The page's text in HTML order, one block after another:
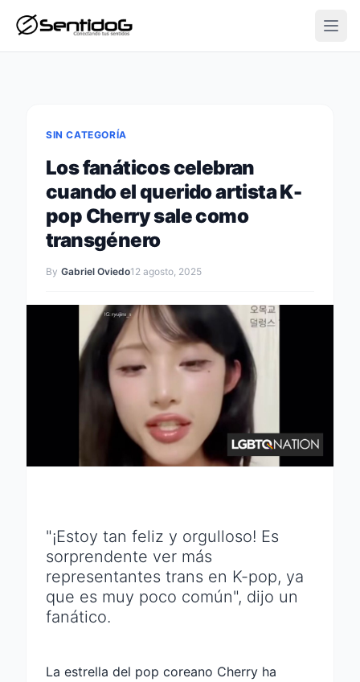
SIN CATEGORÍA
Los fanáticos celebran
cuando el querido artista K-
pop Cherry sale como
transgénero
By Gabriel Oviedo12 agosto, 2025
"¡Estoy tan feliz y orgulloso! Es
sorprendente ver más
representantes trans en K-pop, ya
que es muy poco común", dijo un
fanático.
La estrella del pop coreano Cherry ha